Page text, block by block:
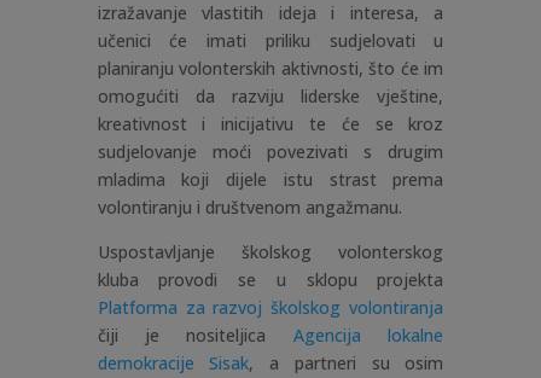
izražavanje vlastitih ideja i interesa, a
učenici će imati priliku sudjelovati u
planiranju volonterskih aktivnosti, što će im
omogućiti da razviju liderske vještine,
kreativnost i inicijativu te će se kroz
sudjelovanje moći povezivati s drugim
mladima koji dijele istu strast prema
volontiranju i društvenom angažmanu.
Uspostavljanje školskog volonterskog
kluba provodi se u sklopu projekta
Platforma za razvoj školskog volontiranja
čiji je nositeljica Agencija lokalne
demokracije Sisak, a partneri su osim